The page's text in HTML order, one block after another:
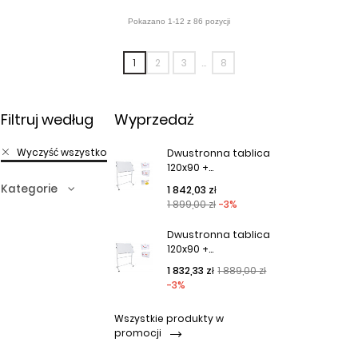
1 2 3 … 8
Filtruj według
Wyczyść wszystko
Kategorie
Wyprzedaż
Dwustronna tablica
120x90 +...
Cena podstawowa
1 899,00 zł -3%
Cena
1 842,03 zł
Dwustronna tablica
120x90 +...
Cena podstawowa
1 889,00 zł
-3%
Cena
1 832,33 zł
Wszystkie produkty w
promocji